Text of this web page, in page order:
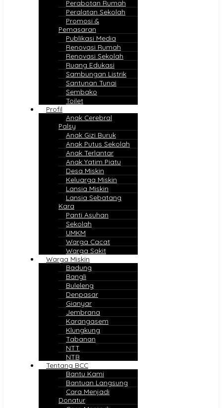
Perabotan Rumah
Peralatan Sekolah
Promosi &
Pemasaran
Publikasi Media
Renovasi Rumah
Renovasi Sekolah
Ruang Edukasi
Sambungan Listrik
Santunan Tunai
Sembako
Toilet
Profil
Anak Cerebral
Palsy
Anak Gizi Buruk
Anak Putus Sekolah
Anak Terlantar
Anak Yatim Piatu
Desa Miskin
Keluarga Miskin
Lansia Miskin
Lansia Sebatang
Kara
Panti Asuhan
Sekolah
UMKM
Warga Cacat
Warga Sakit
Warga Miskin
Badung
Bangli
Buleleng
Denpasar
Gianyar
Jembrana
Karangasem
Klungkung
Tabanan
NTT
NTB
Tentang BCC
Bantu Kami
Bantuan Langsung
Cara Menjadi
Donatur